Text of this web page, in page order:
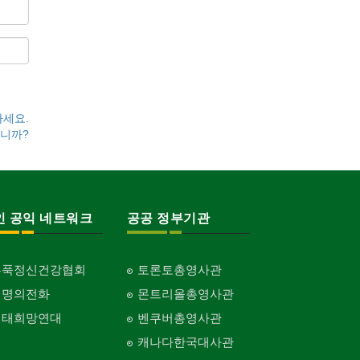
요.
까?
공익 네트워크
정신건강협회
의전화
희망연대
공공 정부기관
토론토총영사관
몬트리올총영사관
벤쿠버총영사관
캐나다한국대사관